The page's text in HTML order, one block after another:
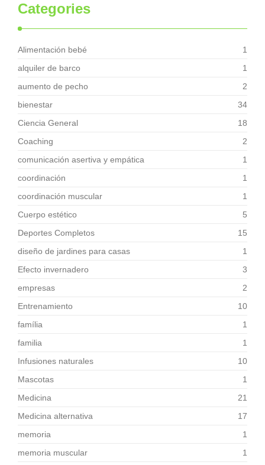
Categories
Alimentación bebé
1
alquiler de barco
1
aumento de pecho
2
bienestar
34
Ciencia General
18
Coaching
2
comunicación asertiva y empática
1
coordinación
1
coordinación muscular
1
Cuerpo estético
5
Deportes Completos
15
diseño de jardines para casas
1
Efecto invernadero
3
empresas
2
Entrenamiento
10
família
1
familia
1
Infusiones naturales
10
Mascotas
1
Medicina
21
Medicina alternativa
17
memoria
1
memoria muscular
1